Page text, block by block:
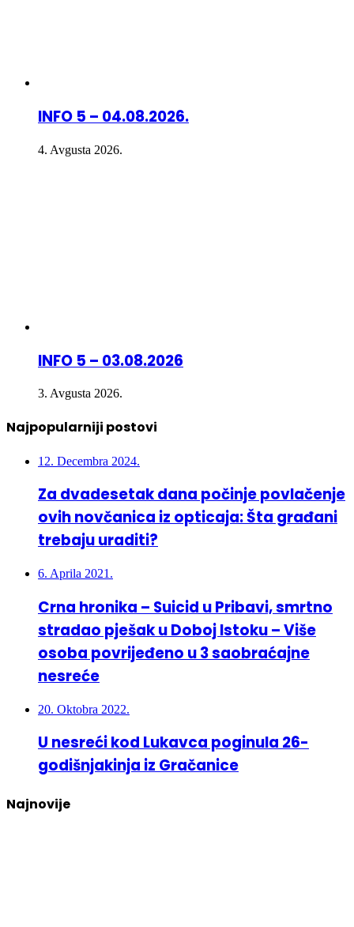
INFO 5 – 04.08.2026.
4. Avgusta 2026.
INFO 5 – 03.08.2026
3. Avgusta 2026.
Najpopularniji postovi
12. Decembra 2024.
Za dvadesetak dana počinje povlačenje
ovih novčanica iz opticaja: Šta građani
trebaju uraditi?
6. Aprila 2021.
Crna hronika – Suicid u Pribavi, smrtno
stradao pješak u Doboj Istoku – Više
osoba povrijeđeno u 3 saobraćajne
nesreće
20. Oktobra 2022.
U nesreći kod Lukavca poginula 26-
godišnjakinja iz Gračanice
Najnovije